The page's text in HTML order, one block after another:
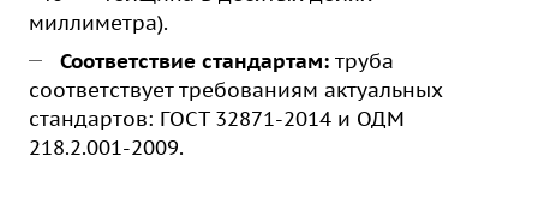
миллиметра).
Соответствие стандартам: труба
соответствует требованиям актуальных
стандартов: ГОСТ 32871-2014 и ОДМ
218.2.001-2009.